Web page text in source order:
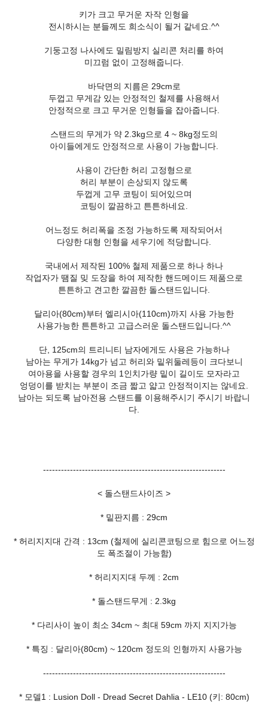
키가 크고 무거운 자작 인형을
전시하시는 분들께도 희소식이 될거 같네요.^^
기둥고정 나사에도 밀림방지 실리콘 처리를 하여
미끄럼 없이 고정해줍니다.
바닥면의 지름은 29cm로
두껍고 무게감 있는 안정적인 철제를 사용해서
안정적으로 크고 무거운 인형들을 잡아줍니다.
스탠드의 무게가 약 2.3kg으로 4 ~ 8kg정도의
아이들에게도 안정적으로 사용이 가능합니다.
사용이 간단한 허리 고정형으로
허리 부분이 손상되지 않도록
두껍게 고무 코팅이 되어있으며
코팅이 깔끔하고 튼튼하네요.
어느정도 허리폭을 조정 가능하도록 제작되어서
다양한 대형 인형을 세우기에 적당합니다.
국내에서 제작된 100% 철제 제품으로 하나 하나
작업자가 땜질 밎 도장을 하여 제작한 핸드메이드 제품으로
튼튼하고 견고한 깔끔한 돌스탠드입니다.
달리아(80cm)부터 엘리시아(110cm)까지 사용 가능한
사용가능한 튼튼하고 고급스러운 돌스탠드입니다.^^
단, 125cm의 트리니티 남자에게도 사용은 가능하나
남아는 무게가 14kg가 넘고 허리와 밑위둘레등이 크다보니
여아용을 사용할 경우의 1인치가량 밑이 길이도 모자라고
엉덩이를 받치는 부분이 조금 짧고 얇고 안정적이지는 않네요.
남아는 되도록 남아전용 스탠드를 이용해주시기 주시기 바랍니
다.
-------------------------------------------------------------
< 돌스탠드사이즈 >
* 밑판지름 : 29cm
* 허리지지대 간격 : 13cm (철제에 실리콘코팅으로 힘으로 어느정
도 폭조절이 가능함)
* 허리지지대 두께 : 2cm
* 돌스탠드무게 : 2.3kg
* 다리사이 높이 최소 34cm ~ 최대 59cm 까지 지지가능
* 특징 : 달리아(80cm) ~ 120cm 정도의 인형까지 사용가능
-------------------------------------------------------------
* 모델1 : Lusion Doll - Dread Secret Dahlia - LE10 (키: 80cm)